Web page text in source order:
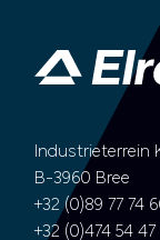
Industrieterrein
B-3960 Bree
+32 (0)89 77 74
+32 (0)474 54 47